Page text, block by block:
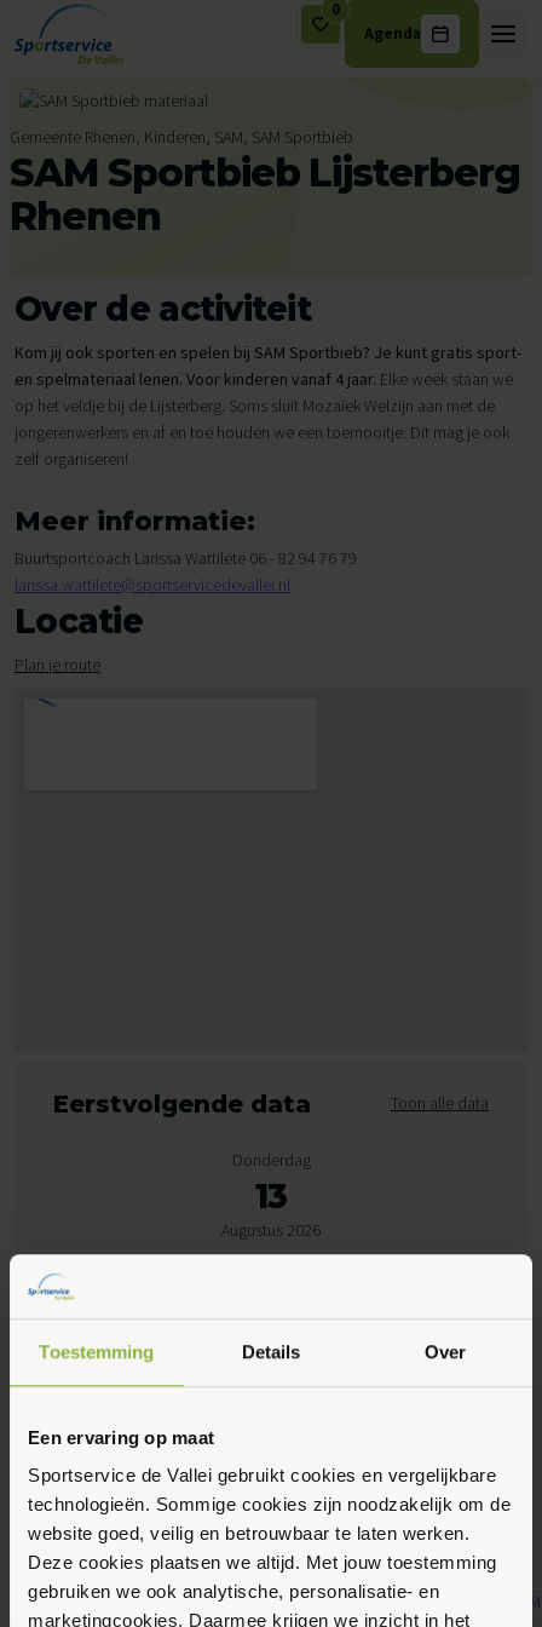
Toestemming Details Over
Een ervaring op maat
Sportservice de Vallei gebruikt cookies en vergelijkbare
technologieën. Sommige cookies zijn noodzakelijk om de
website goed, veilig en betrouwbaar te laten werken.
Deze cookies plaatsen we altijd. Met jouw toestemming
gebruiken we ook analytische, personalisatie- en
marketingcookies. Daarmee krijgen we inzicht in het
Ga naar de inhoud
0
Agenda
Gemeente Rhenen, Kinderen, SAM, SAM Sportbieb
SAM Sportbieb Lijsterberg
Rhenen
Over de activiteit
Kom jij ook sporten en spelen bij SAM Sportbieb? Je kunt gratis sport-
en spelmateriaal lenen. Voor kinderen vanaf 4 jaar. Elke week staan we
op het veldje bij de Lijsterberg. Soms sluit Mozaïek Welzijn aan met de
jongerenwerkers en af en toe houden we een toernooitje. Dit mag je ook
zelf organiseren!
Meer informatie:
Buurtsportcoach Larissa Wattilete 06 - 82 94 76 79
larissa.wattilete@sportservicedevallei.nl
Locatie
Plan je route
Eerstvolgende data Toon alle data
Donderdag
13
Augustus 2026
Gerelateerde activiteiten